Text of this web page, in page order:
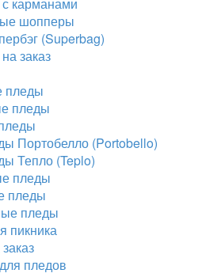
шопперы
(Superbag)
заказ
пледы
пледы
Портобелло (Portobello)
Тепло (Teplo)
пледы
пледы
пледы
пикника
пледов